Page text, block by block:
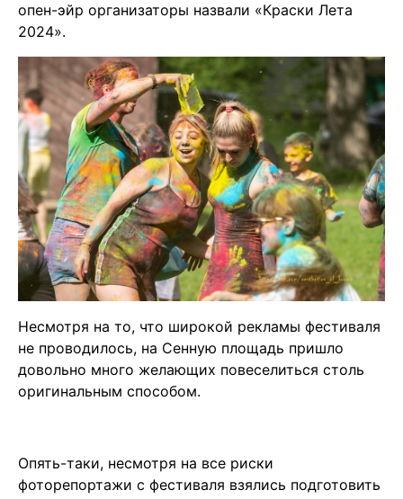
опен-эйр организаторы назвали «Краски Лета
2024».
Несмотря на то, что широкой рекламы фестиваля
не проводилось, на Сенную площадь пришло
довольно много желающих повеселиться столь
оригинальным способом.
Опять-таки, несмотря на все риски
фоторепортажи с фестиваля взялись подготовить